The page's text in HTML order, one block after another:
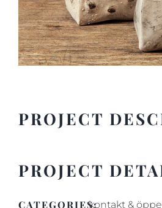
PROJECT
PROJECT
CATEGORIES:kontakt &